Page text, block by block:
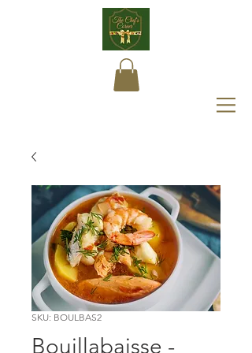
SKU: BOULBAS2
Bouillabaisse -